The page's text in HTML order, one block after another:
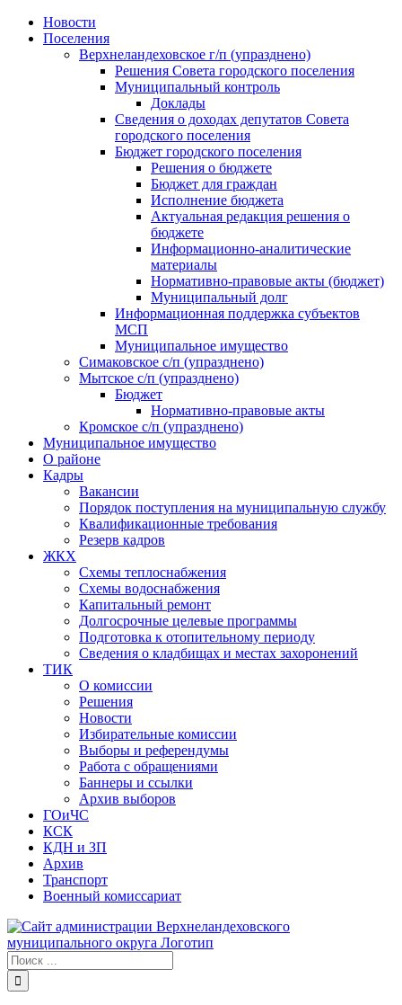
Skip
Новости
Поселения
Верхнеландеховское г/п (упразднено)
Решения Совета городского поселения
Муниципальный контроль
Доклады
Сведения о доходах депутатов Совета
городского поселения
Бюджет городского поселения
Решения о бюджете
Бюджет для граждан
Исполнение бюджета
Актуальная редакция решения о
бюджете
Информационно-аналитические
материалы
Нормативно-правовые акты (бюджет)
Муниципальный долг
Информационная поддержка субъектов
МСП
Муниципальное имущество
Симаковское с/п (упразднено)
Мытское с/п (упразднено)
Бюджет
Нормативно-правовые акты
Кромское с/п (упразднено)
Муниципальное имущество
О районе
Кадры
Вакансии
Порядок поступления на муниципальную службу
Квалификационные требования
Резерв кадров
ЖКХ
Схемы теплоснабжения
Схемы водоснабжения
Капитальный ремонт
Долгосрочные целевые программы
Подготовка к отопительному периоду
Сведения о кладбищах и местах захоронений
ТИК
О комиссии
Решения
Новости
Избирательные комиссии
Выборы и референдумы
Работа с обращениями
Баннеры и ссылки
Архив выборов
ГОиЧС
КСК
КДН и ЗП
Архив
Транспорт
Военный комиссариат
Результат
поиска: